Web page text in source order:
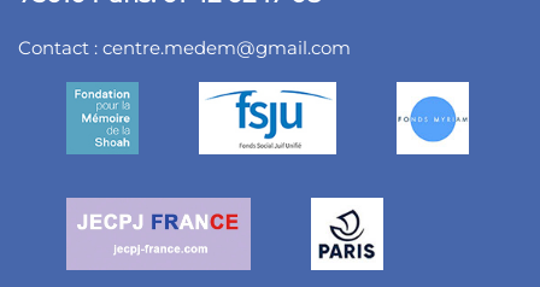
Contact : centre.medem@gmail.com